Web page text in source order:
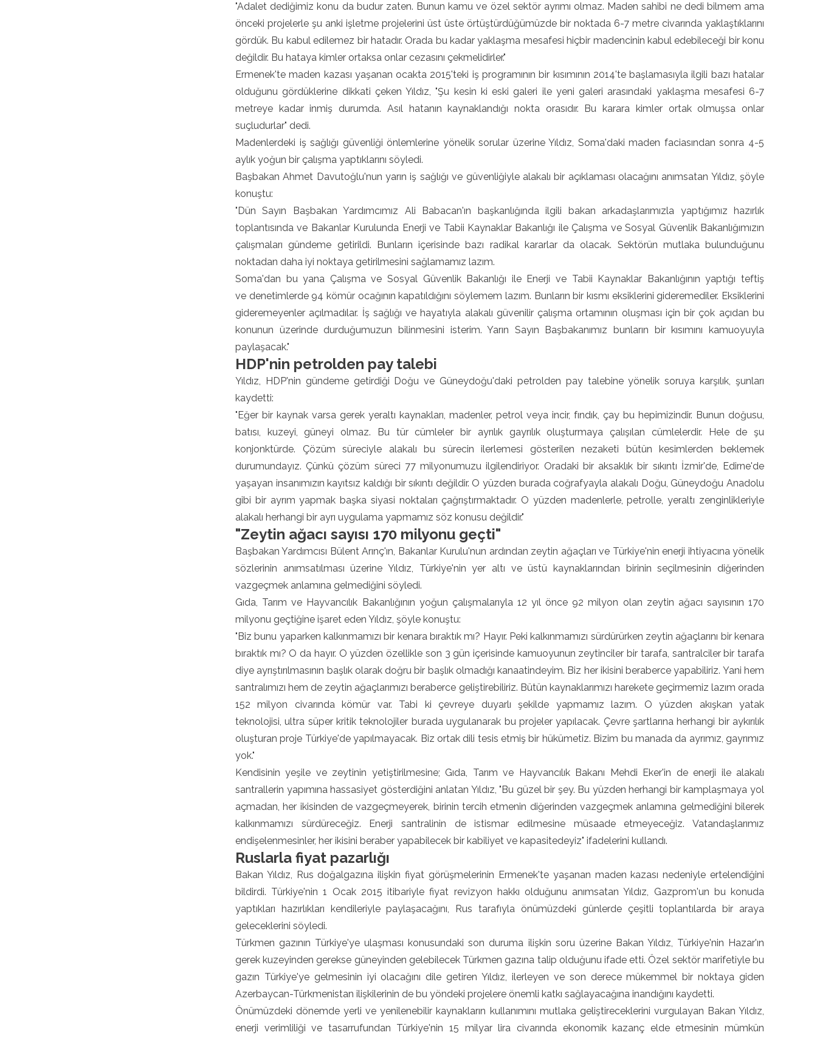
"Adalet dediğimiz konu da budur zaten. Bunun kamu ve özel sektör ayrımı olmaz. Maden sahibi ne dedi bilmem ama
önceki projelerle şu anki işletme projelerini üst üste örtüştürdüğümüzde bir noktada 6-7 metre civarında yaklaştıklarını
gördük. Bu kabul edilemez bir hatadır. Orada bu kadar yaklaşma mesafesi hiçbir madencinin kabul edebileceği bir konu
değildir. Bu hataya kimler ortaksa onlar cezasını çekmelidirler."
Ermenek'te maden kazası yaşanan ocakta 2015'teki iş programının bir kısımının 2014'te başlamasıyla ilgili bazı hatalar
olduğunu gördüklerine dikkati çeken Yıldız, "Şu kesin ki eski galeri ile yeni galeri arasındaki yaklaşma mesafesi 6-7
metreye kadar inmiş durumda. Asıl hatanın kaynaklandığı nokta orasıdır. Bu karara kimler ortak olmuşsa onlar
suçludurlar" dedi.
Madenlerdeki iş sağlığı güvenliği önlemlerine yönelik sorular üzerine Yıldız, Soma'daki maden faciasından sonra 4-5
aylık yoğun bir çalışma yaptıklarını söyledi.
Başbakan Ahmet Davutoğlu'nun yarın iş sağlığı ve güvenliğiyle alakalı bir açıklaması olacağını anımsatan Yıldız, şöyle
konuştu:
"Dün Sayın Başbakan Yardımcımız Ali Babacan'ın başkanlığında ilgili bakan arkadaşlarımızla yaptığımız hazırlık
toplantısında ve Bakanlar Kurulunda Enerji ve Tabii Kaynaklar Bakanlığı ile Çalışma ve Sosyal Güvenlik Bakanlığımızın
çalışmaları gündeme getirildi. Bunların içerisinde bazı radikal kararlar da olacak. Sektörün mutlaka bulunduğunu
noktadan daha iyi noktaya getirilmesini sağlamamız lazım.
Soma'dan bu yana Çalışma ve Sosyal Güvenlik Bakanlığı ile Enerji ve Tabii Kaynaklar Bakanlığının yaptığı teftiş
ve denetimlerde 94 kömür ocağının kapatıldığını söylemem lazım. Bunların bir kısmı eksiklerini gideremediler. Eksiklerini
gideremeyenler açılmadılar. İş sağlığı ve hayatıyla alakalı güvenilir çalışma ortamının oluşması için bir çok açıdan bu
konunun üzerinde durduğumuzun bilinmesini isterim. Yarın Sayın Başbakanımız bunların bir kısımını kamuoyuyla
paylaşacak."
HDP'nin petrolden pay talebi
Yıldız, HDP'nin gündeme getirdiği Doğu ve Güneydoğu'daki petrolden pay talebine yönelik soruya karşılık, şunları
kaydetti:
"Eğer bir kaynak varsa gerek yeraltı kaynakları, madenler, petrol veya incir, fındık, çay bu hepimizindir. Bunun doğusu,
batısı, kuzeyi, güneyi olmaz. Bu tür cümleler bir ayrılık gayrılık oluşturmaya çalışılan cümlelerdir. Hele de şu
konjonktürde. Çözüm süreciyle alakalı bu sürecin ilerlemesi gösterilen nezaketi bütün kesimlerden beklemek
durumundayız. Çünkü çözüm süreci 77 milyonumuzu ilgilendiriyor. Oradaki bir aksaklık bir sıkıntı İzmir'de, Edirne'de
yaşayan insanımızın kayıtsız kaldığı bir sıkıntı değildir. O yüzden burada coğrafyayla alakalı Doğu, Güneydoğu Anadolu
gibi bir ayrım yapmak başka siyasi noktaları çağrıştırmaktadır. O yüzden madenlerle, petrolle, yeraltı zenginlikleriyle
alakalı herhangi bir ayrı uygulama yapmamız söz konusu değildir."
"Zeytin ağacı sayısı 170 milyonu geçti"
Başbakan Yardımcısı Bülent Arınç'ın, Bakanlar Kurulu'nun ardından zeytin ağaçları ve Türkiye'nin enerji ihtiyacına yönelik
sözlerinin anımsatılması üzerine Yıldız, Türkiye'nin yer altı ve üstü kaynaklarından birinin seçilmesinin diğerinden
vazgeçmek anlamına gelmediğini söyledi.
Gıda, Tarım ve Hayvancılık Bakanlığının yoğun çalışmalarıyla 12 yıl önce 92 milyon olan zeytin ağacı sayısının 170
milyonu geçtiğine işaret eden Yıldız, şöyle konuştu:
"Biz bunu yaparken kalkınmamızı bir kenara bıraktık mı? Hayır. Peki kalkınmamızı sürdürürken zeytin ağaçlarını bir kenara
bıraktık mı? O da hayır. O yüzden özellikle son 3 gün içerisinde kamuoyunun zeytinciler bir tarafa, santralciler bir tarafa
diye ayrıştırılmasının başlık olarak doğru bir başlık olmadığı kanaatindeyim. Biz her ikisini beraberce yapabiliriz. Yani hem
santralımızı hem de zeytin ağaçlarımızı beraberce geliştirebiliriz. Bütün kaynaklarımızı harekete geçirmemiz lazım orada
152 milyon civarında kömür var. Tabi ki çevreye duyarlı şekilde yapmamız lazım. O yüzden akışkan yatak
teknolojisi, ultra süper kritik teknolojiler burada uygulanarak bu projeler yapılacak. Çevre şartlarına herhangi bir aykırılık
oluşturan proje Türkiye'de yapılmayacak. Biz ortak dili tesis etmiş bir hükümetiz. Bizim bu manada da ayrımız, gayrımız
yok."
Kendisinin yeşile ve zeytinin yetiştirilmesine; Gıda, Tarım ve Hayvancılık Bakanı Mehdi Eker'in de enerji ile alakalı
santrallerin yapımına hassasiyet gösterdiğini anlatan Yıldız, "Bu güzel bir şey. Bu yüzden herhangi bir kamplaşmaya yol
açmadan, her ikisinden de vazgeçmeyerek, birinin tercih etmenin diğerinden vazgeçmek anlamına gelmediğini bilerek
kalkınmamızı sürdüreceğiz. Enerji santralinin de istismar edilmesine müsaade etmeyeceğiz. Vatandaşlarımız
endişelenmesinler, her ikisini beraber yapabilecek bir kabiliyet ve kapasitedeyiz" ifadelerini kullandı.
Ruslarla fiyat pazarlığı
Bakan Yıldız, Rus doğalgazına ilişkin fiyat görüşmelerinin Ermenek'te yaşanan maden kazası nedeniyle ertelendiğini
bildirdi. Türkiye'nin 1 Ocak 2015 itibariyle fiyat revizyon hakkı olduğunu anımsatan Yıldız, Gazprom'un bu konuda
yaptıkları hazırlıkları kendileriyle paylaşacağını, Rus tarafıyla önümüzdeki günlerde çeşitli toplantılarda bir araya
geleceklerini söyledi.
Türkmen gazının Türkiye'ye ulaşması konusundaki son duruma ilişkin soru üzerine Bakan Yıldız, Türkiye'nin Hazar'ın
gerek kuzeyinden gerekse güneyinden gelebilecek Türkmen gazına talip olduğunu ifade etti. Özel sektör marifetiyle bu
gazın Türkiye'ye gelmesinin iyi olacağını dile getiren Yıldız, ilerleyen ve son derece mükemmel bir noktaya giden
Azerbaycan-Türkmenistan ilişkilerinin de bu yöndeki projelere önemli katkı sağlayacağına inandığını kaydetti.
Önümüzdeki dönemde yerli ve yenilenebilir kaynakların kullanımını mutlaka geliştireceklerini vurgulayan Bakan Yıldız,
enerji verimliliği ve tasarrufundan Türkiye'nin 15 milyar lira civarında ekonomik kazanç elde etmesinin mümkün